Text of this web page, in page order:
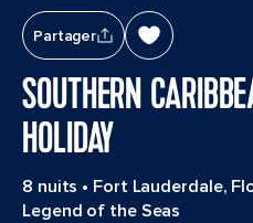
Partager
SOUTHERN
HOLIDAY
8 nuits • Fort Lauderdale,
Legend of the Seas